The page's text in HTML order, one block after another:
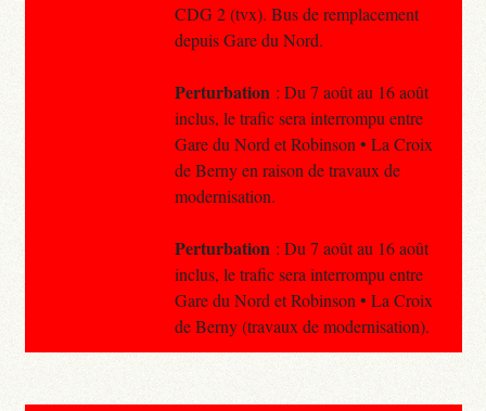
CDG 2 (tvx). Bus de remplacement
depuis Gare du Nord.
Perturbation : Du 7 août au 16 août
inclus, le trafic sera interrompu entre
Gare du Nord et Robinson • La Croix
de Berny en raison de travaux de
modernisation.
Perturbation : Du 7 août au 16 août
inclus, le trafic sera interrompu entre
Gare du Nord et Robinson • La Croix
de Berny (travaux de modernisation).